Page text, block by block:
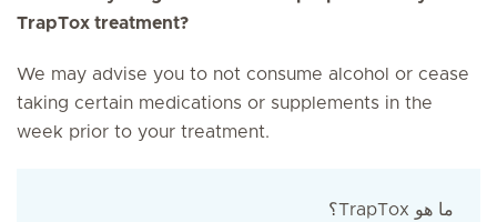
TrapTox treatment?
We may advise you to not consume alcohol or cease
taking certain medications or supplements in the
week prior to your treatment.
؟TrapTox ما هو